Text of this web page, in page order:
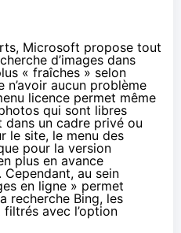
Microsoft propose tout
d’images dans
« fraîches » selon
n’avoir aucun problème
licence permet même
qui sont libres
dans un cadre privé ou
le site, le menu des
pour la version
plus en avance
Cependant, au sein
en ligne » permet
recherche Bing, les
avec l’option